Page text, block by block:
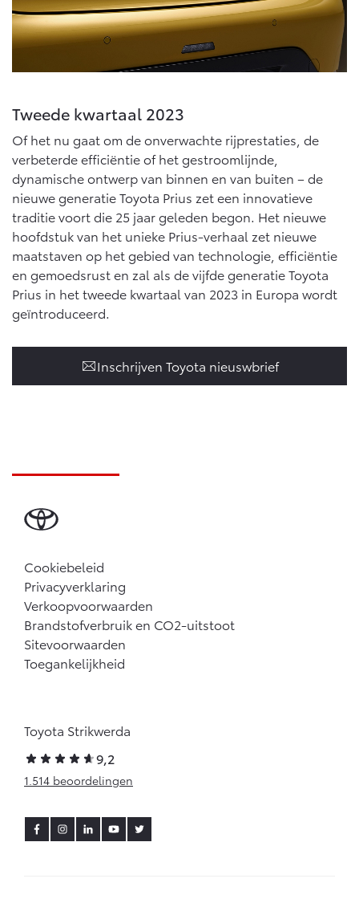
Tweede kwartaal 2023
Of het nu gaat om de onverwachte rijprestaties, de
verbeterde efficiëntie of het gestroomlijnde,
dynamische ontwerp van binnen en van buiten – de
nieuwe generatie Toyota Prius zet een innovatieve
traditie voort die 25 jaar geleden begon. Het nieuwe
hoofdstuk van het unieke Prius-verhaal zet nieuwe
maatstaven op het gebied van technologie, efficiëntie
en gemoedsrust en zal als de vijfde generatie Toyota
Prius in het tweede kwartaal van 2023 in Europa wordt
geïntroduceerd.
Inschrijven Toyota nieuswbrief
Cookiebeleid
Privacyverklaring
Verkoopvoorwaarden
Brandstofverbruik en CO2-uitstoot
Sitevoorwaarden
Toegankelijkheid
Toyota Strikwerda
9,2
1.514 beoordelingen